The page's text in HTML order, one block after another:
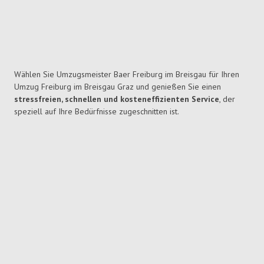
Wählen Sie Umzugsmeister Baer Freiburg im Breisgau für Ihren
Umzug Freiburg im Breisgau Graz und genießen Sie einen
stressfreien, schnellen und kosteneffizienten Service, der
speziell auf Ihre Bedürfnisse zugeschnitten ist.